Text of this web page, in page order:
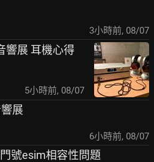
3小時前, 08/07
響展 耳機心得
5小時前, 08/07
展
6小時前, 08/07
號esim相容性問題